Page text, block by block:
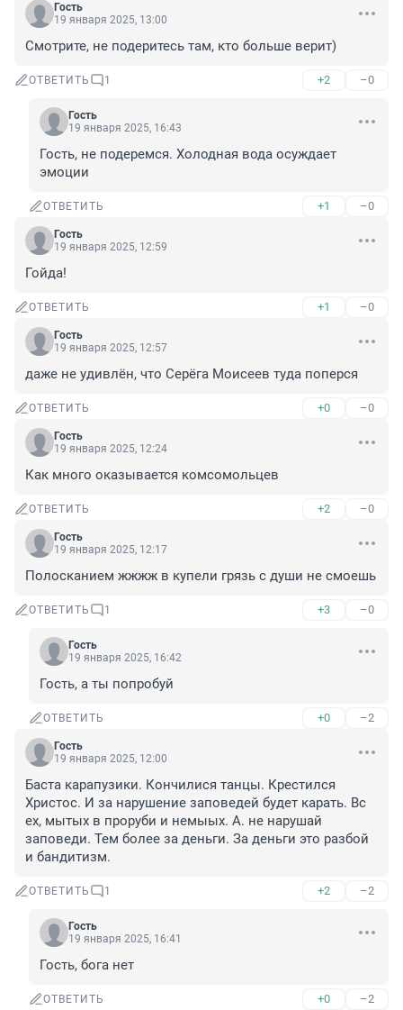
Гость
19 января 2025, 13:00
Смотрите, не подеритесь там, кто больше верит)
ОТВЕТИТЬ 1 +2 –0
Гость
19 января 2025, 16:43
Гость, не подеремся. Холодная вода осуждает
эмоции
ОТВЕТИТЬ +1 –0
Гость
19 января 2025, 12:59
Гойда!
ОТВЕТИТЬ +1 –0
Гость
19 января 2025, 12:57
даже не удивлён, что Серёга Моисеев туда поперся
ОТВЕТИТЬ +0 –0
Гость
19 января 2025, 12:24
Как много оказывается комсомольцев
ОТВЕТИТЬ +2 –0
Гость
19 января 2025, 12:17
Полосканием жжжж в купели грязь с души не смоешь
ОТВЕТИТЬ 1 +3 –0
Гость
19 января 2025, 16:42
Гость, а ты попробуй
ОТВЕТИТЬ +0 –2
Гость
19 января 2025, 12:00
Баста карапузики. Кончилися танцы. Крестился
Христос. И за нарушение заповедей будет карать. Вс
ех, мытых в проруби и немыых. А. не нарушай
заповеди. Тем более за деньги. За деньги это разбой
и бандитизм.
ОТВЕТИТЬ 1 +2 –2
Гость
19 января 2025, 16:41
Гость, бога нет
ОТВЕТИТЬ +0 –2